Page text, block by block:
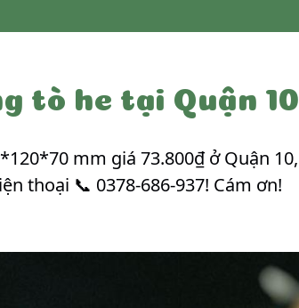
tò he tại Quận 10
mm giá 73.800₫ ở Quận 10,
thoại 📞 0378-686-937! Cám ơn!